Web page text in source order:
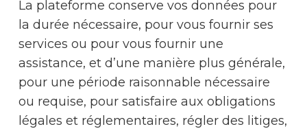
La plateforme conserve vos données pour
la durée nécessaire, pour vous fournir ses
services ou pour vous fournir une
assistance, et d’une manière plus générale,
pour une période raisonnable nécessaire
ou requise, pour satisfaire aux obligations
légales et réglementaires, régler des litiges,